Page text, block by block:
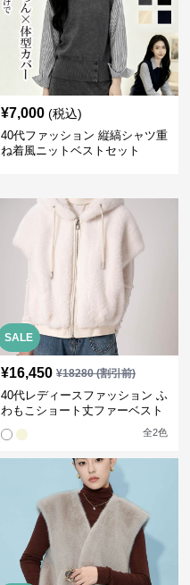
¥7,000 (税込)
40代ファッション 縦縞シャツ重
ね着風ニットベストセット
SALE
¥16,450 ¥18280(割引前)
40代レディースファッション ふ
わもこショート丈ファーベスト
全2色